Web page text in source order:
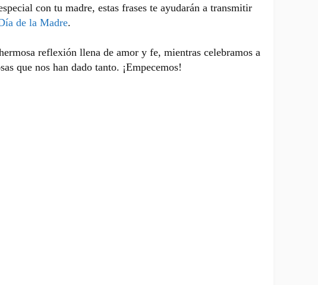
con tu madre, estas frases te ayudarán a transmitir
de la Madre.
reflexión llena de amor y fe, mientras celebramos a
que nos han dado tanto. ¡Empecemos!